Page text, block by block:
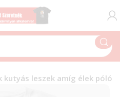
kutyás leszek amíg élek póló